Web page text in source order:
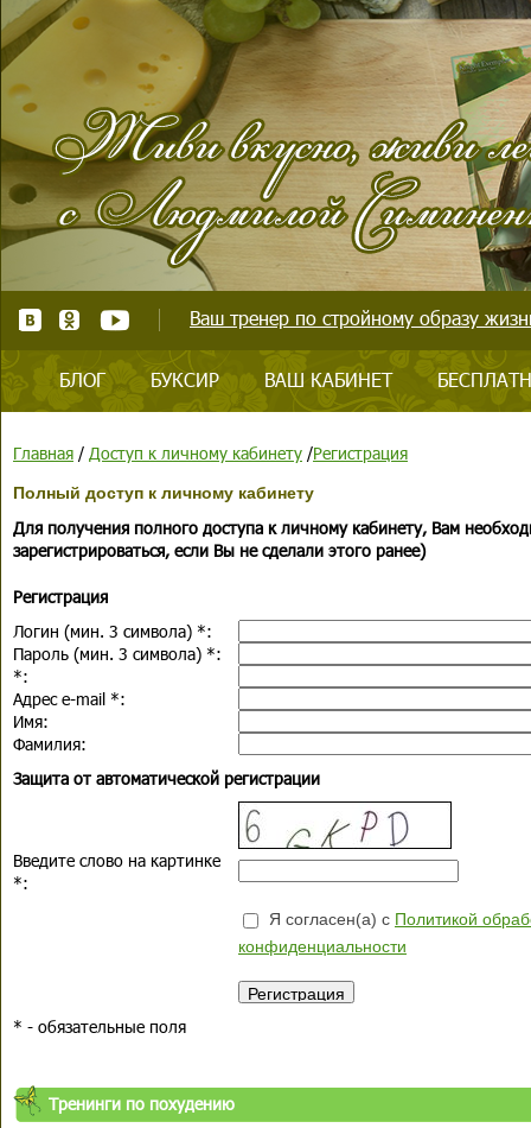
Ваш тренер по стройному образу
БЛОГ БУКСИР ВАШ КАБИНЕТ
Главная / Доступ к личному кабинету /Регистрация
Полный доступ к личному кабинету
Для получения полного доступа к личному кабинету, Вам
зарегистрироваться, если Вы не сделали этого ранее)
Регистрация
Логин (мин. 3 символа) *:
Пароль (мин. 3 символа) *:
*:
Адрес e-mail *:
Имя:
Фамилия:
Защита от автоматической регистрации
Введите слово на картинке
*:
Я согласен(а) с Политикой
конфиденциальности
* - обязательные поля
Тренинги по похудению